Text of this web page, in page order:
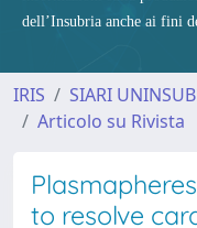
dell’Insubria anche ai fini
IRIS SIARI
Articolo su Rivista
to resolve